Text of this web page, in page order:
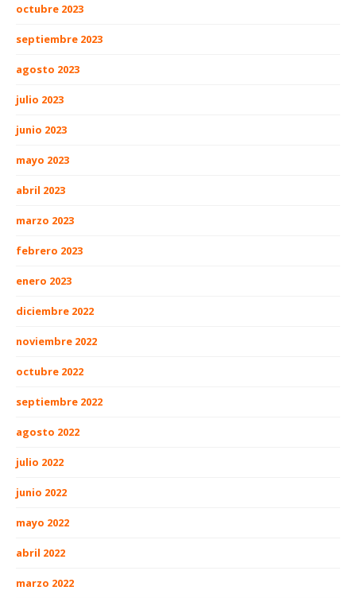
octubre 2023
septiembre 2023
agosto 2023
julio 2023
junio 2023
mayo 2023
abril 2023
marzo 2023
febrero 2023
enero 2023
diciembre 2022
noviembre 2022
octubre 2022
septiembre 2022
agosto 2022
julio 2022
junio 2022
mayo 2022
abril 2022
marzo 2022